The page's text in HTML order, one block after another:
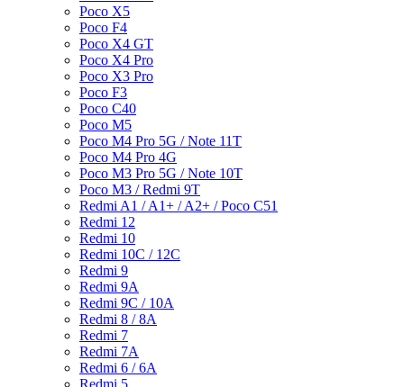
Poco X5
Poco F4
Poco X4 GT
Poco X4 Pro
Poco X3 Pro
Poco F3
Poco C40
Poco M5
Poco M4 Pro 5G / Note 11T
Poco M4 Pro 4G
Poco M3 Pro 5G / Note 10T
Poco M3 / Redmi 9T
Redmi A1 / A1+ / A2+ / Poco C51
Redmi 12
Redmi 10
Redmi 10C / 12C
Redmi 9
Redmi 9A
Redmi 9C / 10A
Redmi 8 / 8A
Redmi 7
Redmi 7A
Redmi 6 / 6A
Redmi 5